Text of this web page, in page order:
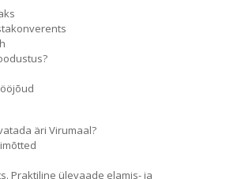
äri Virumaal?
Praktiline ülevaade elamis- ja